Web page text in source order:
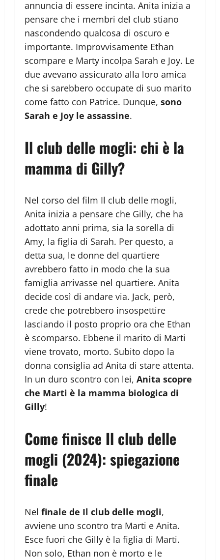
annuncia di essere incinta. Anita inizia a
pensare che i membri del club stiano
nascondendo qualcosa di oscuro e
importante. Improvvisamente Ethan
scompare e Marty incolpa Sarah e Joy. Le
due avevano assicurato alla loro amica
che si sarebbero occupate di suo marito
come fatto con Patrice. Dunque, sono
Sarah e Joy le assassine.
Il club delle mogli: chi è la
mamma di Gilly?
Nel corso del film Il club delle mogli,
Anita inizia a pensare che Gilly, che ha
adottato anni prima, sia la sorella di
Amy, la figlia di Sarah. Per questo, a
detta sua, le donne del quartiere
avrebbero fatto in modo che la sua
famiglia arrivasse nel quartiere. Anita
decide così di andare via. Jack, però,
crede che potrebbero insospettire
lasciando il posto proprio ora che Ethan
è scomparso. Ebbene il marito di Marti
viene trovato, morto. Subito dopo la
donna consiglia ad Anita di stare attenta.
In un duro scontro con lei, Anita scopre
che Marti è la mamma biologica di
Gilly!
Come finisce Il club delle
mogli (2024): spiegazione
finale
Nel finale de Il club delle mogli,
avviene uno scontro tra Marti e Anita.
Esce fuori che Gilly è la figlia di Marti.
Non solo, Ethan non è morto e le